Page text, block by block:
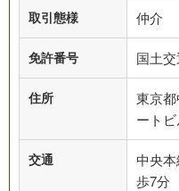
取引態様 仲介
免許番号 国土
住所
東京
ート
交通
中央
歩7分